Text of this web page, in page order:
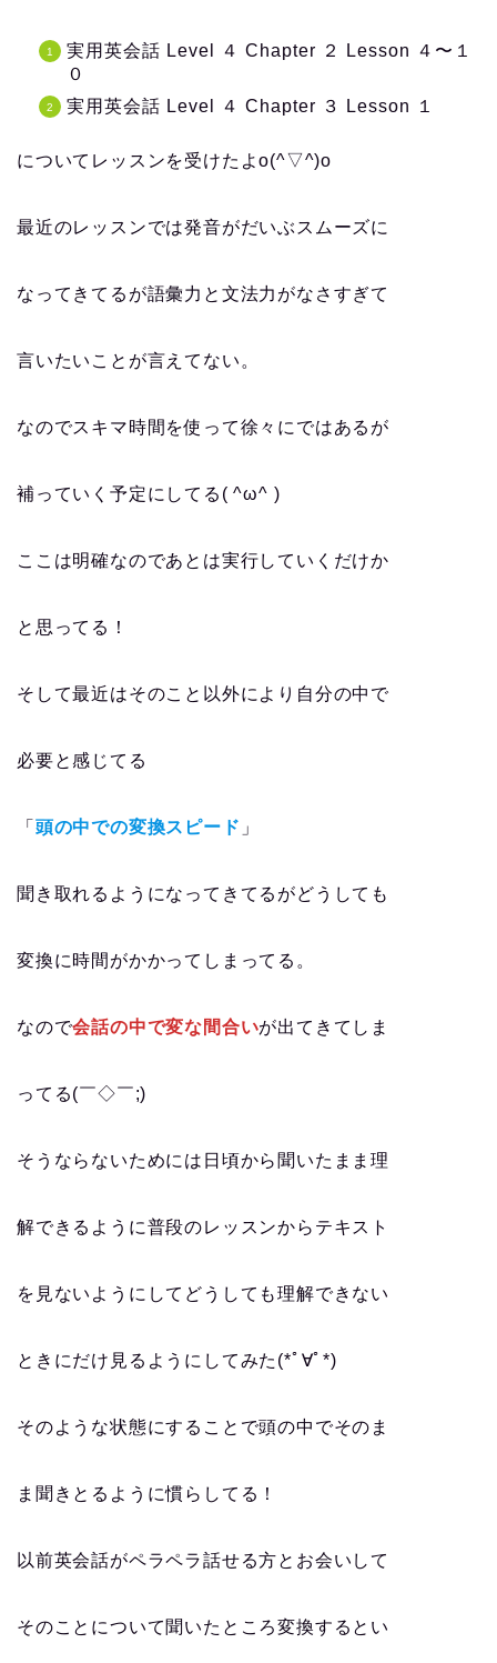
実用英会話 Level ４ Chapter ２ Lesson ４〜１
０
実用英会話 Level ４ Chapter ３ Lesson １
についてレッスンを受けたよo(^▽^)o
最近のレッスンでは発音がだいぶスムーズに
なってきてるが語彙力と文法力がなさすぎて
言いたいことが言えてない。
なのでスキマ時間を使って徐々にではあるが
補っていく予定にしてる( ^ω^ )
ここは明確なのであとは実行していくだけか
と思ってる！
そして最近はそのこと以外により自分の中で
必要と感じてる
「 頭の中での変換スピード 」
聞き取れるようになってきてるがどうしても
変換に時間がかかってしまってる。
なので会話の中で変な間合いが出てきてしま
ってる(￣◇￣;)
そうならないためには日頃から聞いたまま理
解できるように普段のレッスンからテキスト
を見ないようにしてどうしても理解できない
ときにだけ見るようにしてみた(*ﾟ∀ﾟ*)
そのような状態にすることで頭の中でそのま
ま聞きとるように慣らしてる！
以前英会話がペラペラ話せる方とお会いして
そのことについて聞いたところ変換するとい